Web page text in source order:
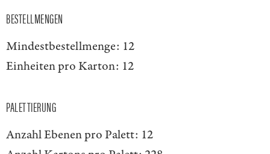
BESTELLMENGEN
Mindestbestellmenge: 12
Einheiten pro Karton: 12
PALETTIERUNG
Anzahl Ebenen pro Palett: 12